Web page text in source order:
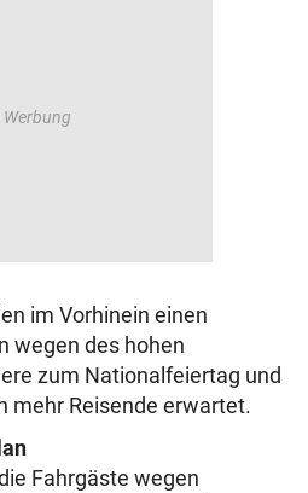
im Vorhinein einen
wegen des hohen
zum Nationalfeiertag und
mehr Reisende erwartet.
Fahrgäste wegen